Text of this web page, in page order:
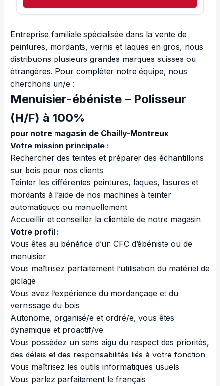
Entreprise familiale spécialisée dans la vente de
peintures, mordants, vernis et laques en gros, nous
distribuons plusieurs grandes marques suisses ou
étrangères. Pour compléter notre équipe, nous
cherchons un/e :
Menuisier-ébéniste – Polisseur
(H/F) à 100%
pour notre magasin de Chailly-Montreux
Votre mission principale :
Rechercher des teintes et préparer des échantillons
sur bois pour nos clients
Teinter les différentes peintures, laques, lasures et
mordants à l’aide de nos machines à teinter
automatiques ou manuellement
Accueillir et conseiller la clientèle de notre magasin
Votre profil :
Vous êtes au bénéfice d’un CFC d’ébéniste ou de
menuisier
Vous maîtrisez parfaitement l’utilisation du matériel de
giclage
Vous avez l’expérience du mordançage et du
vernissage du bois
Autonome, organisé/e et ordré/e, vous êtes
dynamique et proactif/ve
Vous possédez un sens aigu du respect des priorités,
des délais et des responsabilités liés à votre fonction
Vous maîtrisez les outils informatiques usuels
Vous parlez parfaitement le français